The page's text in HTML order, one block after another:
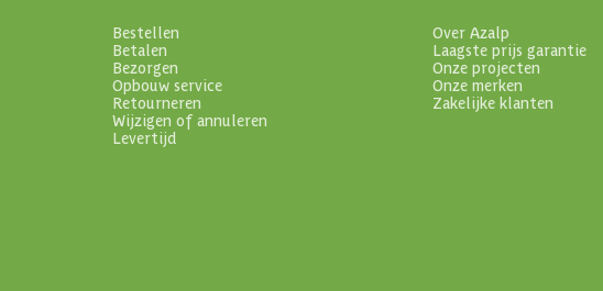
Bestellen
Betalen
Bezorgen
Opbouw service
Retourneren
Wijzigen of annuleren
Levertijd
Over Azalp
Laagste prijs garantie
Onze projecten
Onze merken
Zakelijke klanten